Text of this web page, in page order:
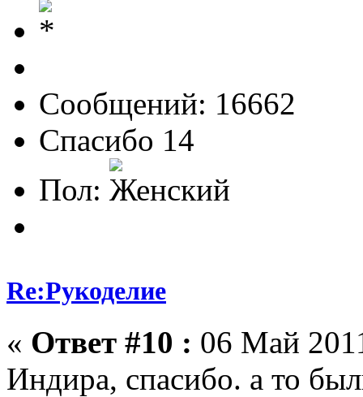
Сообщений: 16662
Спасибо 14
Пол:
Re:Рукоделие
« Ответ #10 : 06 Май
Индира, спасибо. а то